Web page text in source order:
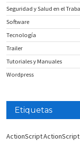
Seguridad y Salud en el
Software
Tecnología
Trailer
Tutoriales y Manuales
Wordpress
Etiquetas
ActionScriptActionScript